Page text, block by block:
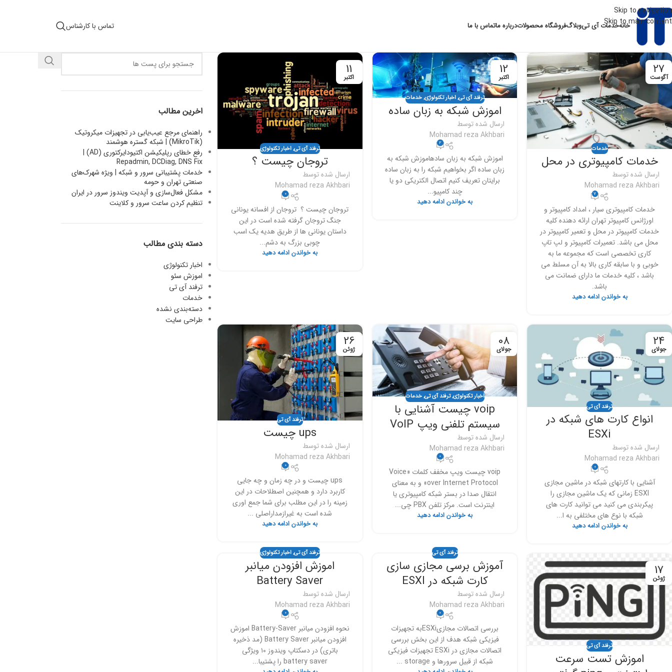
Skip to navigation
Skip to main content
خانهخدمات آی تیوبلاگفروشگاه محصولاتدرباره ماتماس با ما تماس با کارشناس
27
آگوست
خدمات
خدمات کامپیوتری در محل
ارسال شده توسط
Mohamad reza Akhbari
7
خدمات کامپیوتری سیار ، امداد کامپیوتر و
اورژانس کامپیوتر تهران ارائه دهنده کلیه
خدمات کامپیوتر در محل و تعمیر کامپیوتر در
محل می باشد. تعمیرات کامپیوتر و لپ تاپ
کاری تخصصی است که مجموعه ما به
خوبی و با سابقه کاری بالا به آن مسلط می
باشد ، کلیه خدمات ما دارای ضمانت می
باشد.
به خواندن ادامه دهید
12
اکتبر
ترفند آی تی,اخبار تکنولوژی,خدمات
اموزش شبکه به زبان ساده
ارسال شده توسط
Mohamad reza Akhbari
2
اموزش شبکه به زبان سادهاموزش شبکه به
زبان ساده اگر بخواهیم شبکه را به زبان ساده
برایتان تعریف کنیم اتصال الکتریکی دو یا
چند کامپیو...
به خواندن ادامه دهید
11
اکتبر
ترفند آی تی,اخبار تکنولوژی
تروجان چیست ؟
ارسال شده توسط
Mohamad reza Akhbari
0
تروجان چیست ؟ تروجان از افسانه یونانی
جنگ تروجان گرفته شده است در این
داستان یونانی ها از طریق هدیه یک اسب
چوبی بزرگ به دشم...
به خواندن ادامه دهید
24
جولای
ترفند آی تی
انواع کارت های شبکه در
ESXi
ارسال شده توسط
Mohamad reza Akhbari
0
آشنایی با کارت‎های شبکه در ماشین مجازی
ESXI زمانی که یک ماشین مجازی را
پیکربندی می کنید می توانید کارت های
شبکه با نوع های مختلفی به ا...
به خواندن ادامه دهید
08
جولای
اخبار تکنولوژی,ترفند آی تی,خدمات
voip چیست آشنایی با
سیستم تلفنی ویپ VoIP
ارسال شده توسط
Mohamad reza Akhbari
0
voip چیست ویپ مخفف کلمات «Voice
over Internet Protocol» و به معنای
انتقال صدا در بستر شبکه کامپیوتری یا
اینترنت است. مرکز تلفن PBX چی...
به خواندن ادامه دهید
26
ژوئن
ترفند آی تی
ups چیست
ارسال شده توسط
Mohamad reza Akhbari
0
ups چیست و در چه زمان و چه جایی
کاربرد دارد و همچنین اصطلاحات در این
زمینه را در این مطلب برای شما جمع اوری
شده است به غیرازمداراصلی ...
به خواندن ادامه دهید
17
ژوئن
ترفند آی تی
اموزش تست سرعت
ترفند آی تی
آموزش برسی مجازی سازی
کارت شبکه در ESXI
ارسال شده توسط
Mohamad reza Akhbari
0
بررسی اتصالات مجازیESXiبه تجهیزات
فیزیکی شبکه هدف از این بخش بررسی
اتصالات مجازی در ESXi تجهیزات فیزیکی
شبکه از قبیل سرورها و storage ...
ترفند آی تی,اخبار تکنولوژی
اموزش افزودن میانبر
Battery Saver
ارسال شده توسط
Mohamad reza Akhbari
0
نحوه افزودن میانبر Battery-Saver اموزش
افزودن میانبر Battery Saver (مد ذخیره
باتری) در دسکتاپ ویندوز ۱۰ ویژگی
battery saver را پشتیبا...
اخرین مطالب
راهنمای مرجع عیب‌یابی در تجهیزات میکروتیک
(MikroTik) | شبکه گستره هوشمند
رفع خطای رپلیکیشن اکتیودایرکتوری (AD) |
Repadmin, DCDiag, DNS Fix
خدمات پشتیبانی سرور و شبکه | ویژه شهرک‌های
صنعتی تهران و حومه
مشکل فعال‌سازی و آپدیت ویندوز سرور در ایران
تنظیم کردن ساعت سرور و کلاینت
دسته بندی مطالب
اخبار تکنولوژی
اموزش سئو
ترفند آی تی
خدمات
دسته‌بندی نشده
طراحی سایت